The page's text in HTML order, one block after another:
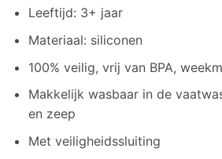
Leeftijd: 3+ jaar
Materiaal: siliconen
100% veilig, vrij van BPA,
Makkelijk wasbaar in de
en zeep
Met veiligheidssluiting